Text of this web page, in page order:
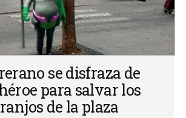
se disfraza de
para salvar los
de la plaza